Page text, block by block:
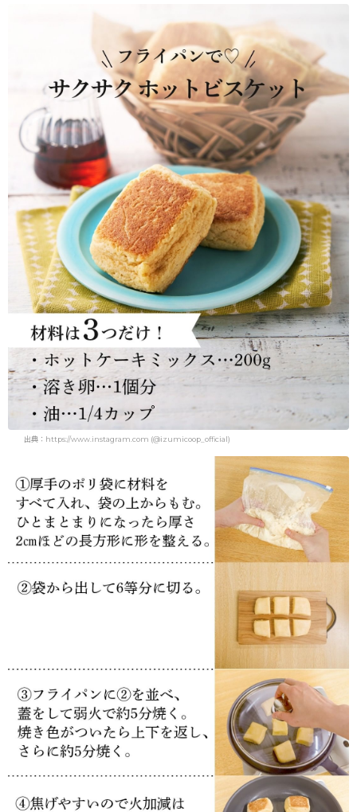
出典：https://www.instagram.com (@izumicoop_official)